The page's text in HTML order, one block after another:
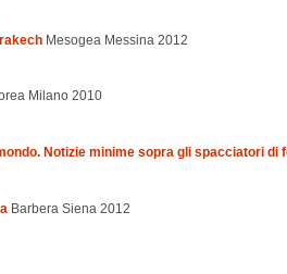
Mesogea Messina 2012
Milano 2010
Notizie minime sopra gli spacciatori di
Barbera Siena 2012